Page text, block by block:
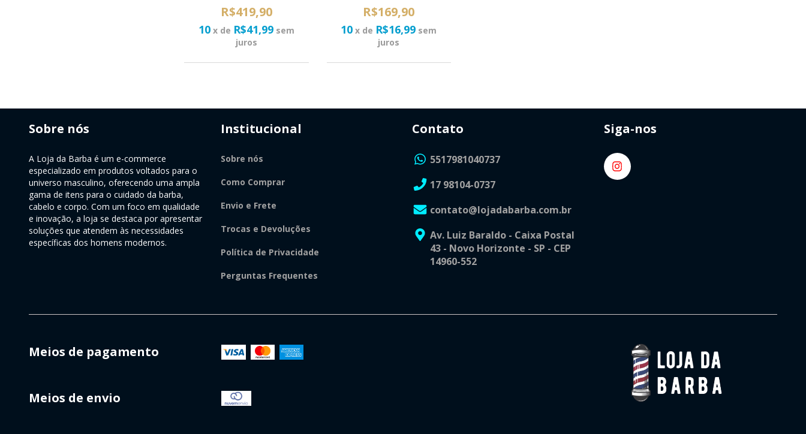
R$419,90
10 x de R$41,99 sem
juros
R$169,90
10 x de R$16,99 sem
juros
Sobre nós
A Loja da Barba é um e-commerce
especializado em produtos voltados para o
universo masculino, oferecendo uma ampla
gama de itens para o cuidado da barba,
cabelo e corpo. Com um foco em qualidade
e inovação, a loja se destaca por apresentar
soluções que atendem às necessidades
específicas dos homens modernos.
Institucional
Sobre nós
Como Comprar
Envio e Frete
Trocas e Devoluções
Política de Privacidade
Perguntas Frequentes
Contato
5517981040737
17 98104-0737
contato@lojadabarba.com.br
Av. Luiz Baraldo - Caixa Postal
43 - Novo Horizonte - SP - CEP
14960-552
Siga-nos
Meios de pagamento
Meios de envio